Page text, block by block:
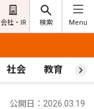
会社・IR 検索 Menu
社会 教育 ス
公開日：2026.03.19